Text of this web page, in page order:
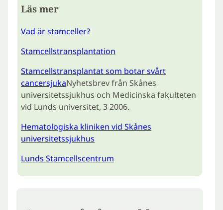
Läs mer
Vad är stamceller?
Stamcellstransplantation
Stamcellstransplantat som botar svårt
cancersjukaNyhetsbrev från Skånes
universitetssjukhus och Medicinska fakulteten
vid Lunds universitet, 3 2006.
Hematologiska kliniken vid Skånes
universitetssjukhus
Lunds Stamcellscentrum